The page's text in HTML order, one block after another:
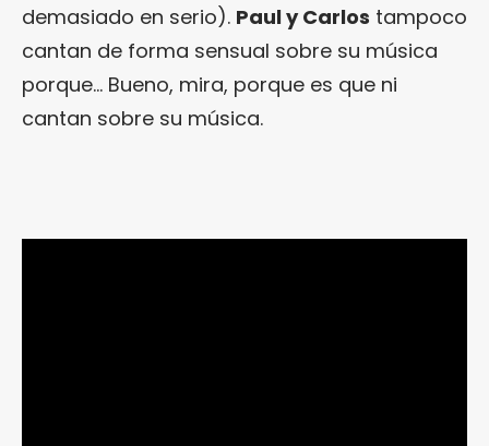
demasiado en serio). Paul y Carlos tampoco
cantan de forma sensual sobre su música
porque… Bueno, mira, porque es que ni
cantan sobre su música.